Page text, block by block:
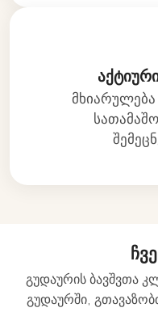
მხიარულება
გუდაურის ბავშვთა
გუდაურში,